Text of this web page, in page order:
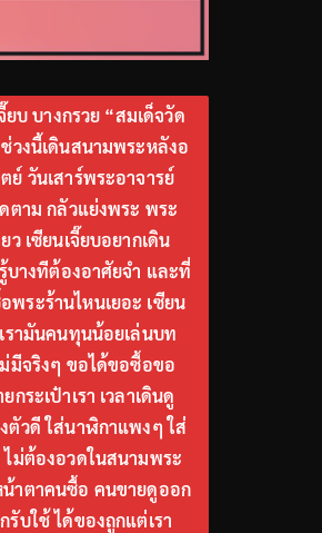
ยบ บางกรวย “สมเด็จวัด
วงนี้เดินสนามพระหลังอ
วันเสาร์พระอาจารย์
ตาม กลัวแย่งพระ พระ
ว เซียนเจี๊ยบอยากเดิน
บางทีต้องอาศัยจำ และที่
ระร้านไหนเยอะ เซียน
รามันคนทุนน้อยเล่นบท
มีจริงๆ ขอได้ขอซื้อขอ
ระเป๋าเรา เวลาเดินดู
ตัวดี ใส่นาฬิกาแพงๆ ใส่
ม่ต้องอวดในสนามพระ
าตาคนซื้อ คนขายดูออก
รับใช้ ได้ของถูกแต่เรา